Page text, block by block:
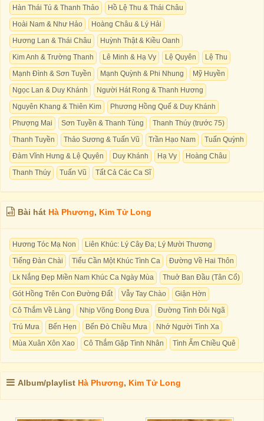
Hàn Thái Tú & Thanh Thảo
Hồ Lệ Thu & Thái Châu
Hoài Nam & Như Hảo
Hoàng Châu & Lý Hải
Hương Lan & Thái Châu
Huỳnh Thật & Kiều Oanh
Kim Anh & Trường Thanh
Lê Minh & Hạ Vy Lệ Quyên
Lệ Thu
Mạnh Đình & Sơn Tuyền
Mạnh Quỳnh & Phi Nhung
Mỹ Huyền
Ngọc Lan & Duy Khánh
Người Hát Rong & Thanh Hương
Nguyên Khang & Thiên Kim
Phương Hồng Quế & Duy Khánh
Phượng Mai
Sơn Tuyền & Thanh Tùng
Thanh Thúy (trước 75)
Thanh Tuyền
Thảo Sương & Tuấn Vũ Trần Hạo Nam
Tuấn Quỳnh
Đàm Vĩnh Hưng & Lệ Quyên
Duy Khánh Hạ Vy
Hoàng Châu
Thanh Thúy
Tuấn Vũ Tất Cả Các Ca Sĩ
Bài hát Hà Phương, Kim Tử Long
Hương Tóc Mạ Non
Liên Khúc: Lý Cây Đa; Lý Mười Thương
Tiếng Đàn Chài
Tiểu Cần Một Khúc Tình Ca
Đường Về Hai Thôn
Lk Nắng Đẹp Miền Nam Khúc Ca Ngày Mùa
Thuở Ban Đầu (Tân Cổ)
Gót Hồng Trên Con Đường Đất
Vẫy Tay Chào
Giận Hờn
Cô Thắm Về Làng
Nhịp Võng Đong Đưa
Đường Tình Đôi Ngã
Trú Mưa
Bến Hẹn Bến Đò Chiều Mưa
Nhớ Người Tình Xa
Mùa Xuân Xôn Xao
Cô Thắm Gặp Tình Nhân Tình Ấm Chiều Quê
Album/playlist Hà Phương, Kim Tử Long